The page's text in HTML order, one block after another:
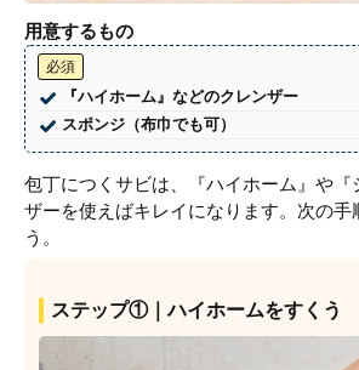
用意するもの
必須
『ハイホーム』などのクレンザー
スポンジ（布巾でも可）
包丁につくサビは、『ハイホーム』や『
ザーを使えばキレイになります。次の手
う。
ステップ①｜ハイホームをすくう